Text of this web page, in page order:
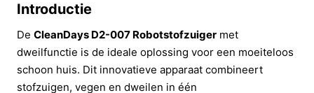
Introductie
De CleanDays D2-007 Robotstofzuiger met
dweilfunctie is de ideale oplossing voor een moeiteloos
schoon huis. Dit innovatieve apparaat combineert
stofzuigen, vegen en dweilen in één